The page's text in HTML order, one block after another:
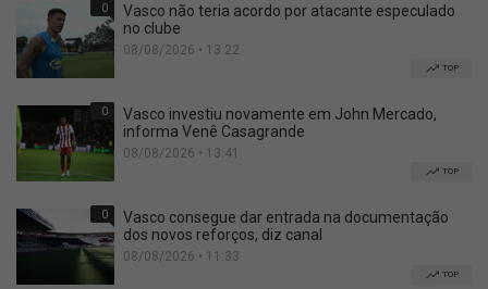
0
Vasco não teria acordo por atacante especulado
no clube
08/08/2026 • 13:22
TOP
0
Vasco investiu novamente em John Mercado,
informa Venê Casagrande
08/08/2026 • 13:41
TOP
0
Vasco consegue dar entrada na documentação
dos novos reforços, diz canal
08/08/2026 • 11:33
TOP